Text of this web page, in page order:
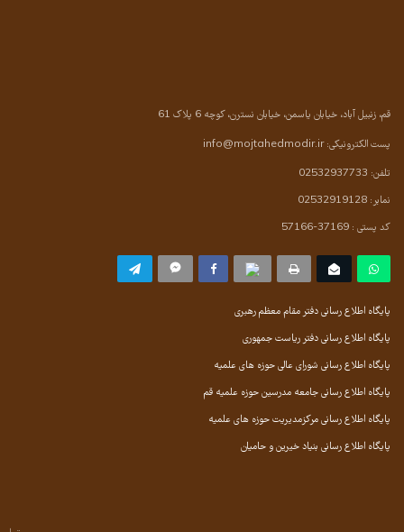
قم، زنبیل آباد، خیابان یاسمن، خیابان نسترن، کوچه 6 پلاک 61
پست الکترونیکی:info@mojtahedmodir.ir
تلفن: 02532937733
نمابر: 02532919128
کد پستی : 37169-57166
پایگاه اطلاع رسانی دفتر مقام معظم رهبری
پایگاه اطلاع رسانی دفتر ریاست جمهوری
پایگاه اطلاع رسانی شورای عالی حوزه های علمیه
پایگاه اطلاع رسانی جامعه مدرسین حوزه علمیه قم
پایگاه اطلاع رسانی مرکزمدیریت حوزه های علمیه
پایگاه اطلاع رسانی بنیاد خیرین و حامیان